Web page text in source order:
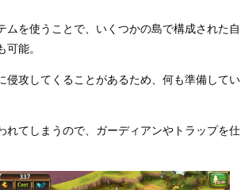
を使うことで、いくつかの島で構成された自
能。
攻してくることがあるため、何も準備してい
てしまうので、ガーディアンやトラップを仕